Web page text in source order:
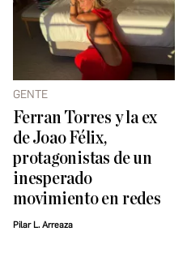
GENTE
Ferran Torres y la ex
de Joao Félix,
protagonistas de un
inesperado
movimiento en redes
Pilar L. Arreaza